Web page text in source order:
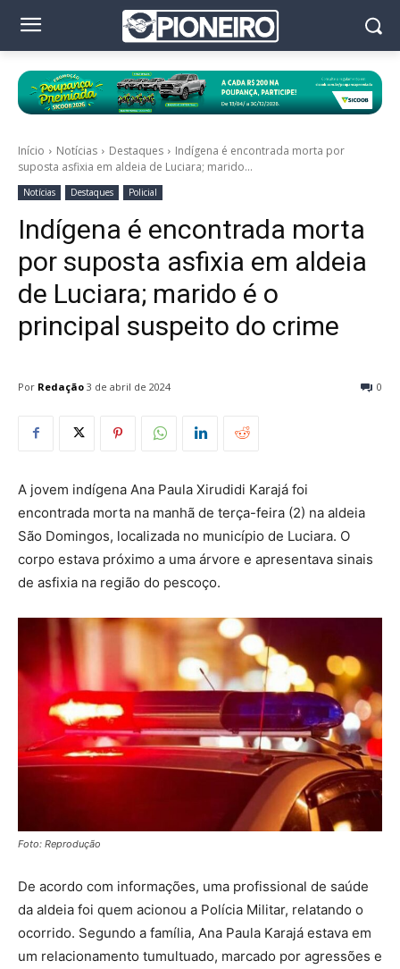
Início Notícias Destaques
Indígena é encontrada morta por
suposta asfixia em aldeia de Luciara; marido...
Notícias Destaques Policial
Indígena é encontrada morta
por suposta asfixia em aldeia
de Luciara; marido é o
principal suspeito do crime
Por Redação 0
3 de abril de 2024
A jovem indígena Ana Paula Xirudidi Karajá foi
encontrada morta na manhã de terça-feira (2) na aldeia
São Domingos, localizada no município de Luciara. O
corpo estava próximo a uma árvore e apresentava sinais
de asfixia na região do pescoço.
Foto: Reprodução
De acordo com informações, uma profissional de saúde
da aldeia foi quem acionou a Polícia Militar, relatando o
ocorrido. Segundo a família, Ana Paula Karajá estava em
um relacionamento tumultuado, marcado por agressões e